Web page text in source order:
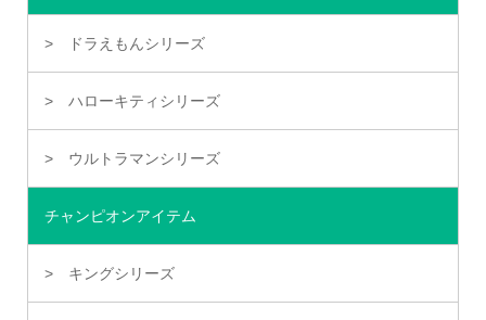
ドラえもんシリーズ
ハローキティシリーズ
ウルトラマンシリーズ
チャンピオンアイテム
キングシリーズ